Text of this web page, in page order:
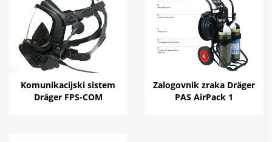
Komunikacijski sistem
Dräger FPS-COM
Zalogovnik zraka Dräger
PAS AirPack 1